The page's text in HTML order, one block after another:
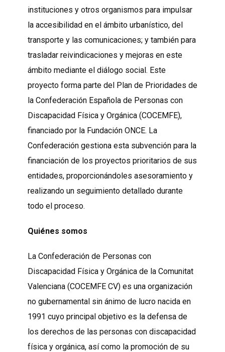
instituciones y otros organismos para impulsar
la accesibilidad en el ámbito urbanístico, del
transporte y las comunicaciones; y también para
trasladar reivindicaciones y mejoras en este
ámbito mediante el diálogo social. Este
proyecto forma parte del Plan de Prioridades de
la Confederación Española de Personas con
Discapacidad Física y Orgánica (COCEMFE),
financiado por la Fundación ONCE. La
Confederación gestiona esta subvención para la
financiación de los proyectos prioritarios de sus
entidades, proporcionándoles asesoramiento y
realizando un seguimiento detallado durante
todo el proceso.
Quiénes somos
La Confederación de Personas con
Discapacidad Física y Orgánica de la Comunitat
Valenciana (COCEMFE CV) es una organización
no gubernamental sin ánimo de lucro nacida en
1991 cuyo principal objetivo es la defensa de
los derechos de las personas con discapacidad
física y orgánica, así como la promoción de su